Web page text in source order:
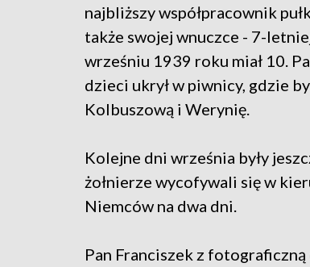
najbliższy współpracownik
także swojej wnuczce - 7-
wrześniu 1939 roku miał 10.
dzieci ukrył w piwnicy, gdzie
Kolbuszową i Werynię.
Kolejne dni września były
żołnierze wycofywali się w
Niemców na dwa dni.
Pan Franciszek z